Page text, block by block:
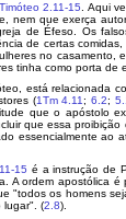
2.11-15
. Aqui
nem que exerça
de Éfeso. Os
de certas
no casamento,
tinha como porta de
está relacionada
(1Tm 4.11 ; 6.2;
que o apóstolo
que essa
essencialmente ao
15 é a instrução de
A ordem apostólica
"todos os homens
lugar". (2.8).